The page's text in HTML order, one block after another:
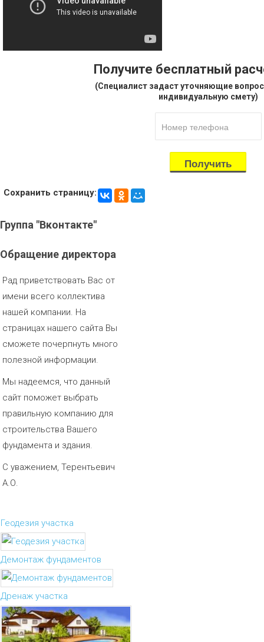
Получите бесплатный
(Специалист задаст уточняющие
индивидуальную смету)
Сохранить страницу:
Группа "Вконтакте"
Обращение директора
Рад приветствовать Вас от
имени всего коллектива
нашей компании. На
страницах нашего сайта Вы
сможете почерпнуть много
полезной информации.
Мы надеемся, что данный
сайт поможет выбрать
правильную компанию для
строительства Вашего
фундамента и здания.
С уважением, Терентьевич
А.О.
Геодезия участка
Демонтаж фундаментов
Дренаж участка